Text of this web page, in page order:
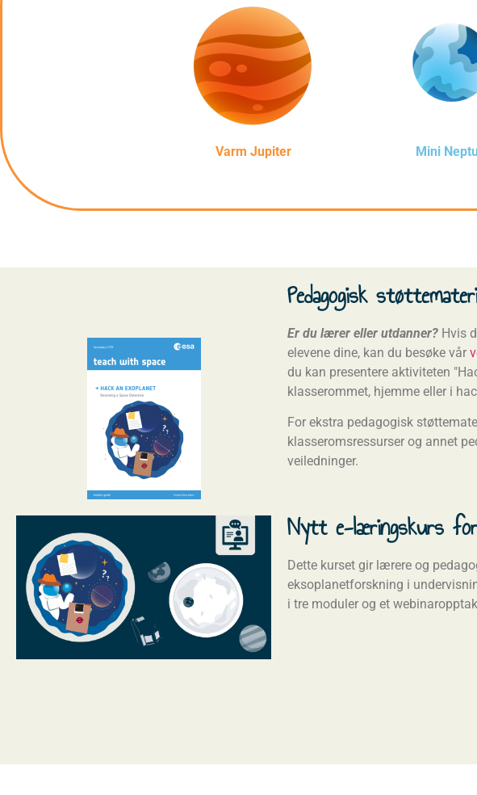
Varm Jupiter Mini
Pedagogisk
Er du lærer eller utdanner? Hvis
elevene dine, kan du besøke vår
du kan presentere aktiviteten
klasserommet, hjemme eller i
For ekstra pedagogisk
klasseromsressurser og annet
veiledninger.
Nytt e-læringskurs for
Dette kurset gir lærere og
eksoplanetforskning i
i tre moduler og et